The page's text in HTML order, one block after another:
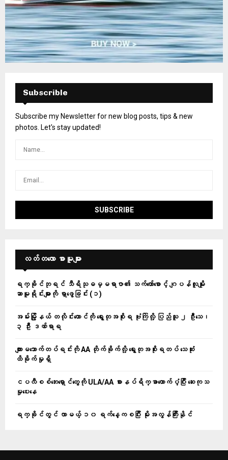
Subscrible
Subscribe my Newsletter for new blog posts, tips & new
photos. Let's stay updated!
လတ်တ‌လော စာမူများ
ရက္ခိုင်ဘုရင် သီရိသုဓမ္မရာဇာ၏ သက်တော်စောင့် ဂျပန်လူမျိုး
ဆာမူရိုင်းများကို ရှာဖွေခြင်း (၁)
အမ်းမြို့နယ် တလိုင်းတောင်ကို ရွေးတုအစိုးရ ဗုံးကြဲလို့ ပြည်သူ ၂ ဦးသေ၊
၃ ဦး ဒဏ်ရာရ
ကျားမသောက်တပ်ရင်းကို AA တိုက်ခိုက်လို့ ရွေးတုအစိုးရတပ် သေဆုံး
ထိခိုက်မှုရှိ
ငပလီစစ်ဘေးရှောင်တွေကို ULA/AA စားနပ်ရိက္ခာထောက်ပံ့ပြီး ဆေးကုသ
မှုပေးနေ
ရက္ခိုင်တွင် လာမယ့် ၁၀ ရက်နေ့ကစပြီး မိုးအလွန်ကြီးနိုင်